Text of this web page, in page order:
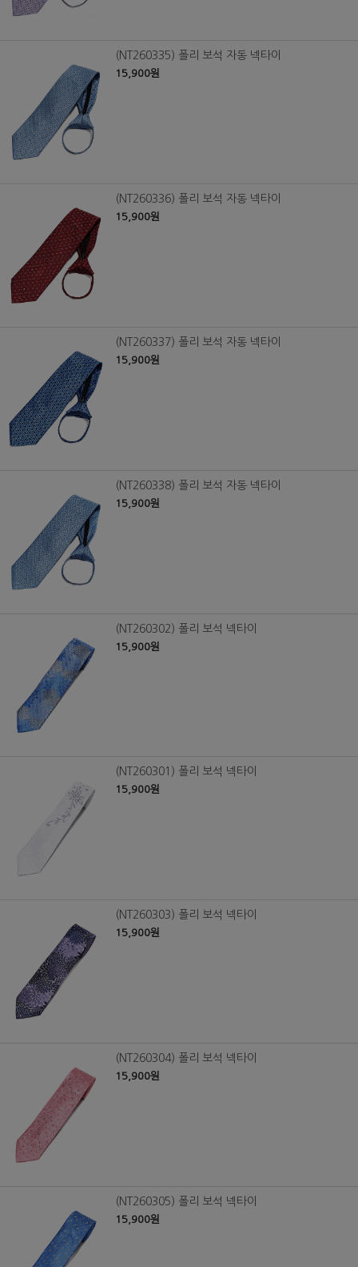
(NT260335) 폴리 보석 자동 넥타이
15,900원
(NT260336) 폴리 보석 자동 넥타이
15,900원
(NT260337) 폴리 보석 자동 넥타이
15,900원
(NT260338) 폴리 보석 자동 넥타이
15,900원
(NT260302) 폴리 보석 넥타이
15,900원
(NT260301) 폴리 보석 넥타이
15,900원
(NT260303) 폴리 보석 넥타이
15,900원
(NT260304) 폴리 보석 넥타이
15,900원
(NT260305) 폴리 보석 넥타이
15,900원